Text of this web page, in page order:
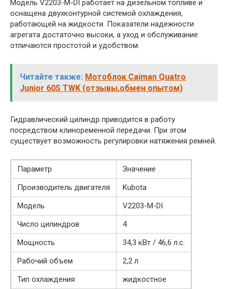
Модель V2203-M-DI работает на дизельном топливе и
оснащена двухконтурной системой охлаждения,
работающей на жидкости. Показатели надежности
агрегата достаточно высоки, а уход и обслуживание
отличаются простотой и удобством.
Читайте также: Мотоблок Caiman Quatro
Junior 60S TWK (отзывы,обмен опытом)
Гидравлический цилиндр приводится в работу
посредством клиноременной передачи. При этом
существует возможность регулировки натяжения ремней.
Параметр
Значение
Производитель двигателя
Kubota
Модель
V2203-M-DI
Число цилиндров
4
Мощность
34,3 кВт / 46,6 л.с.
Рабочий объем
2,2 л
Тип охлаждения
жидкостное